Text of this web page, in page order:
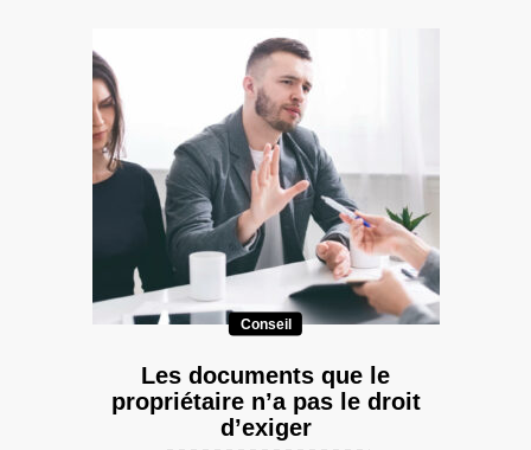
Conseil
Les documents que le
propriétaire n’a pas le droit
d’exiger